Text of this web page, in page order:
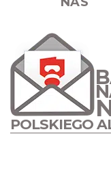
POLSKIEGO